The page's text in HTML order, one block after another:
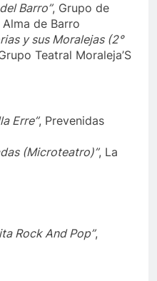
Barro”, Grupo de
de Barro
y sus Moralejas (2°
Teatral Moraleja’S
Erre”, Prevenidas
(Microteatro)”, La
Rock And Pop”,